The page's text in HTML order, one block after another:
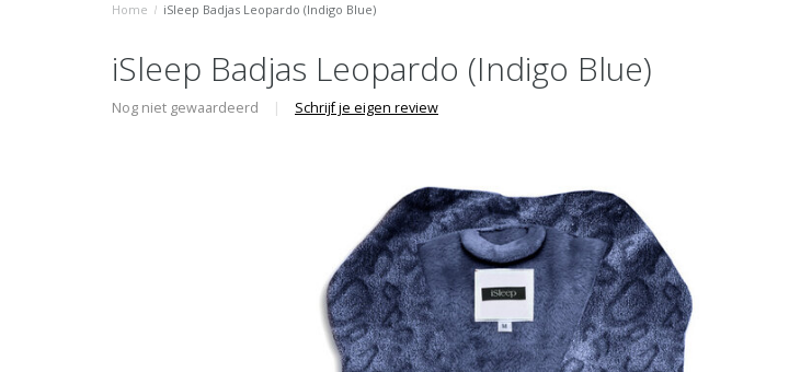
Home / iSleep Badjas Leopardo (Indigo Blue)
iSleep Badjas Leopardo (Indigo Blue)
Nog niet gewaardeerd | Schrijf je eigen review